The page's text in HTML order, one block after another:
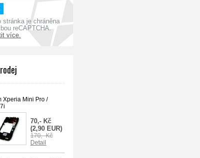
stránka je chráněna
reCAPTCHA.
více.
Xperia Mini Pro /
70,- Kč
(2,90 EUR)
170,- Kč
Detail